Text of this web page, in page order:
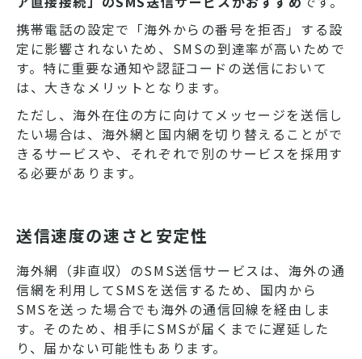
携帯電話の設定で「海外からの番号を拒否」する設
定に影響されないため、SMSの到達率が高いためで
す。特に重要な通知や認証コードの送信において
は、大きなメリットとなります。
ただし、海外在住の方に向けてメッセージを送信し
たい場合は、海外網と国内網を切り替えることがで
きるサービスや、それぞれで別のサービスを採用す
る必要があります。
送信速度の速さと安定性
海外網（非直収）のSMS送信サービスは、海外の通
信網を利用してSMSを送信するため、国内から
SMSを送った場合でも海外の通信回線を経由しま
す。そのため、相手にSMSが届くまでに遅延した
り、届かない可能性もあります。